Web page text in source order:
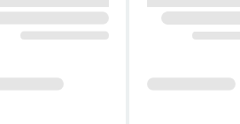
زندگی مشترک نیست؛ بلکه
عاطفی و تصمیم‌های تازه را
جان باید با حالت‌های متغیر